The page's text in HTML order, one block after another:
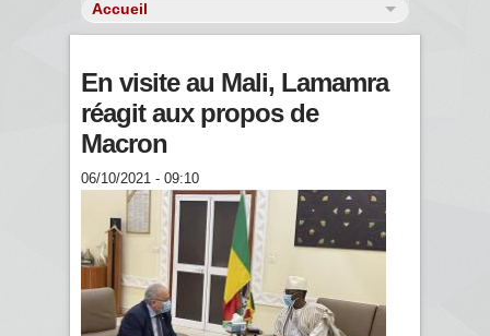
En visite au Mali, Lamamra
réagit aux propos de
Macron
06/10/2021 - 09:10